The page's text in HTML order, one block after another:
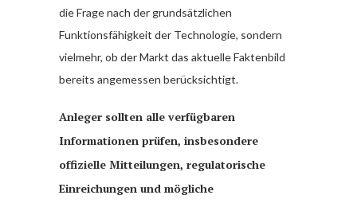
die Frage nach der grundsätzlichen
Funktionsfähigkeit der Technologie, sondern
vielmehr, ob der Markt das aktuelle Faktenbild
bereits angemessen berücksichtigt.
Anleger sollten alle verfügbaren
Informationen prüfen, insbesondere
offizielle Mitteilungen, regulatorische
Einreichungen und mögliche